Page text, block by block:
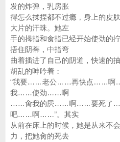
发的炸弹，乳房胀
得怎么揉捏都不过瘾，身上的皮
大片的汗珠。她左
手的拇指和食指已经开始使劲的
捂住阴蒂，中指弯
曲着插进了自己的阴道，快速的
胡乱的呻吟着：
“我要……老公……再快点……
我……使劲……啊
……肏我的屄……啊……要死了
吧……啊……”。其实
从前在床上的时候，她是从来不
力，把她肏的死去